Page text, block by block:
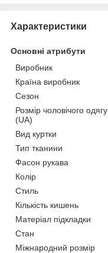
Характеристики
Основні атрибути
Виробник
Країна виробник
Сезон
Розмір чоловічого одягу
(UA)
Вид куртки
Тип тканини
Фасон рукава
Колір
Стиль
Кількість кишень
Матеріал підкладки
Стан
Міжнародний розмір